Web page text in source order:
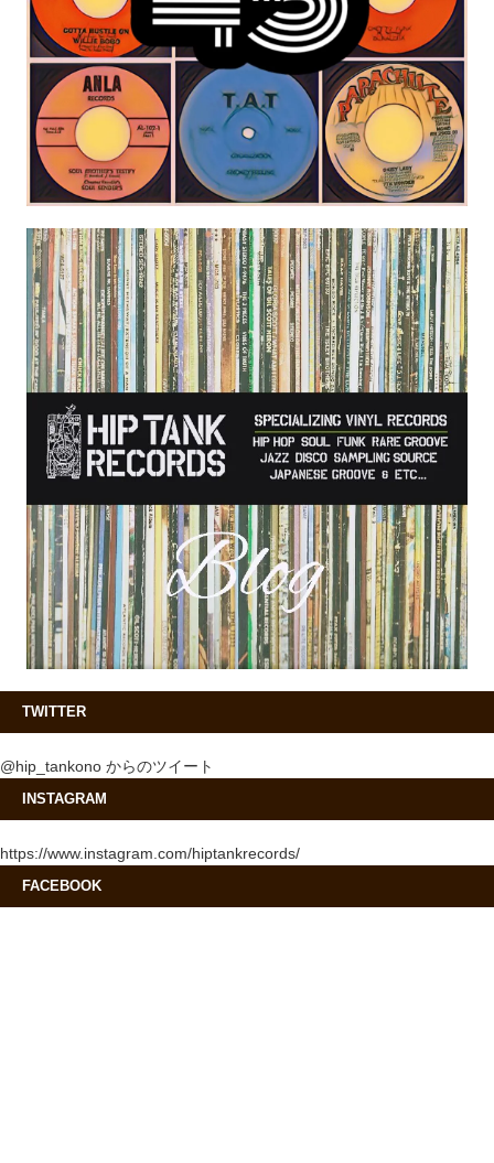
TWITTER
@hip_tankono からのツイート
INSTAGRAM
https://www.instagram.com/hiptankrecords/
FACEBOOK